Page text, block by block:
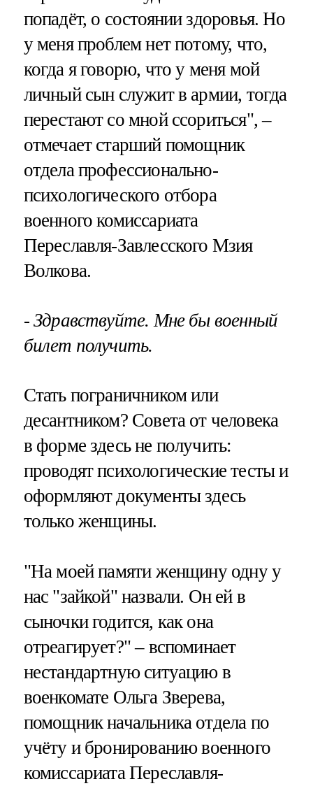
попадёт, о состоянии здоровья. Но
у меня проблем нет потому, что,
когда я говорю, что у меня мой
личный сын служит в армии, тогда
перестают со мной ссориться", –
отмечает старший помощник
отдела профессионально-
психологического отбора
военного комиссариата
Переславля-Завлесского Мзия
Волкова.
- Здравствуйте. Мне бы военный
билет получить.
Стать пограничником или
десантником? Совета от человека
в форме здесь не получить:
проводят психологические тесты и
оформляют документы здесь
только женщины.
"На моей памяти женщину одну у
нас "зайкой" назвали. Он ей в
сыночки годится, как она
отреагирует?" – вспоминает
нестандартную ситуацию в
военкомате Ольга Зверева,
помощник начальника отдела по
учёту и бронированию военного
комиссариата Переславля-